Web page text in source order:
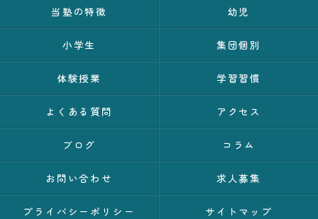
当塾の特徴 幼児
小学生 集団個別
体験授業 学習習慣
よくある質問 アクセス
ブログ コラム
お問い合わせ 求人募集
プライバシーポリシー サイトマップ